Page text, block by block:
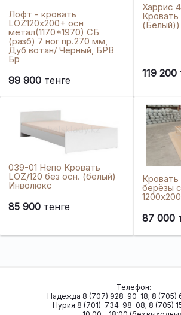
Лофт - кровать
LOZ120х200+ осн
метал(1170*1970) СБ
(разб) 7 ног пр.270 мм,
Дуб вотан/ Черный, БРВ
Бр
99 900 тенге
Харрис
(Белый))
119 200
039-01 Непо Кровать
LOZ/120 без осн. (белый)
Инволюкс
85 900 тенге
Кровать
берёзы
87 000
Телефон:
Надежда 8 (707) 928-90-18; 8 (705)
Нурия 8 (701)-734-98-08; 8 (705)